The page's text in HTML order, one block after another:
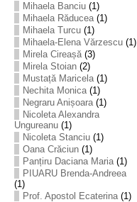
Mihaela Banciu(1)
Mihaela Răducea(1)
Mihaela Turcu(1)
Mihaela-Elena Vărzescu(1)
Mirela Cireașă(3)
Mirela Stoian(2)
Mustață Maricela(1)
Nechita Monica(1)
Negraru Anișoara(1)
Nicoleta Alexandra
Ungureanu(1)
Nicoleta Stanciu(1)
Oana Crăciun(1)
Panțiru Daciana Maria(1)
PIUARU Brenda-Andreea
(1)
Prof. Apostol Ecaterina(1)